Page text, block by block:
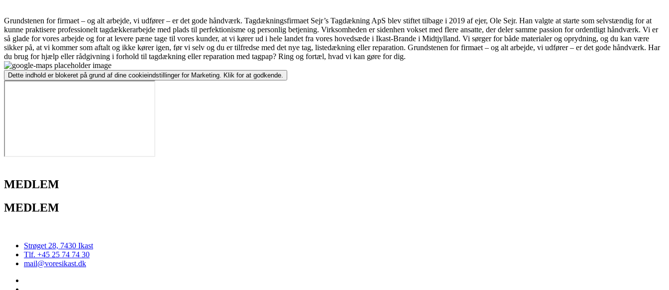
Grundstenen for firmaet – og alt arbejde, vi udfører – er det gode håndværk. Tagdækningsfirmaet Sejr’s Tagdækning ApS blev stiftet tilbage i 2019 af ejer, Ole Sejr. Han valgte at starte som selvstændig for at
kunne praktisere professionelt tagdækkerarbejde med plads til perfektionisme og personlig betjening. Virksomheden er sidenhen vokset med flere ansatte, der deler samme passion for ordentligt håndværk. Vi er
så glade for vores arbejde og for at levere pæne tage til vores kunder, at vi kører ud i hele landet fra vores hovedsæde i Ikast-Brande i Midtjylland. Vi sørger for både materialer og oprydning, og du kan være
sikker på, at vi kommer som aftalt og ikke kører igen, før vi selv og du er tilfredse med det nye tag, listedækning eller reparation. Grundstenen for firmaet – og alt arbejde, vi udfører – er det gode håndværk. Har
du brug for hjælp eller rådgivning i forhold til tagdækning eller reparation med tagpap? Ring og fortæl, hvad vi kan gøre for dig.
Dette indhold er blokeret på grund af dine cookieindstillinger for Marketing. Klik for at godkende.
MEDLEM
MEDLEM
Strøget 28, 7430 Ikast
Tlf. +45 25 74 74 30
mail@voresikast.dk